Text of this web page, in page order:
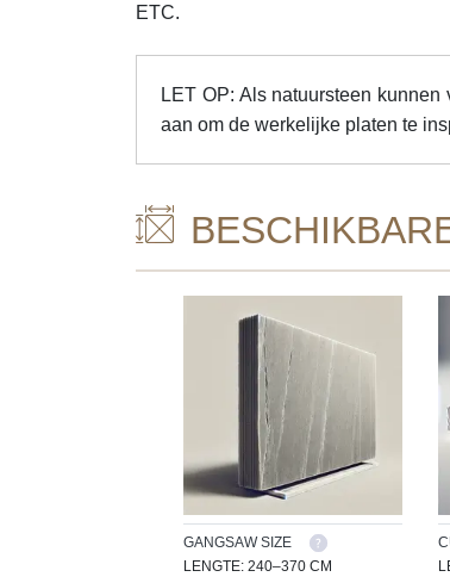
ETC.
LET OP: Als natuursteen
aan om de werkelijke platen te
GANGSAW SIZE
LENGTE: 240–370 CM